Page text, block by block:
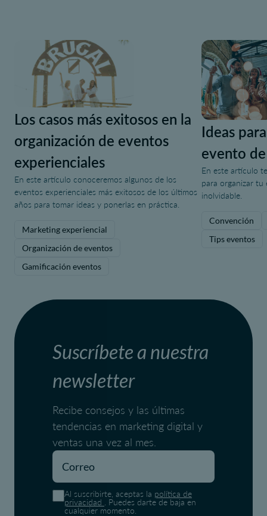
Los casos más exitosos en la
organización de eventos
experienciales
En este artículo conoceremos algunos de los
eventos experienciales más exitosos de los últimos
años para tomar ideas y ponerlas en práctica.
Marketing experiencial
Organización de eventos
Gamificación eventos
Ideas
evento
En este artículo
para organizar
inolvidable.
Convención
Tips eventos
Suscríbete a nuestra
newsletter
Recibe consejos y las últimas
tendencias en marketing digital y
ventas una vez al mes.
Al suscribirte, aceptas la política de
privacidad
. Puedes darte de baja en
cualquier momento.